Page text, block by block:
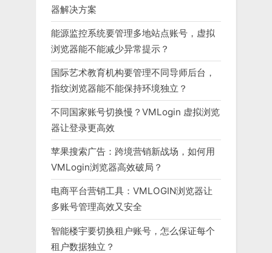
器解决方案
能源监控系统要管理多地站点账号，虚拟
浏览器能不能减少异常提示？
国际艺术教育机构要管理不同导师后台，
指纹浏览器能不能保持环境独立？
不同国家账号切换慢？VMLogin 虚拟浏览
器让登录更高效
苹果搜索广告：跨境营销新战场，如何用
VMLogin浏览器高效破局？
电商平台营销工具：VMLOGIN浏览器让
多账号管理高效又安全
智能楼宇要切换租户账号，怎么保证每个
租户数据独立？